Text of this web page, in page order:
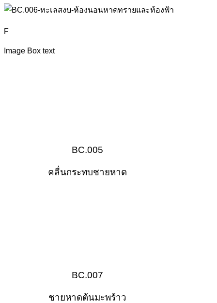
F
Image Box text
BC.005
คลื่นกระทบชายหาด
BC.007
ชายหาดต้นมะพร้าว